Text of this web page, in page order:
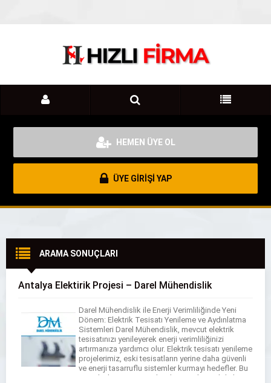
HEMEN ÜYE OL
ÜYE GİRİŞİ YAP
ARAMA SONUÇLARI
Antalya Elektirik Projesi – Darel Mühendislik
Darel Mühendislik ile Enerji Verimliliğinde Yeni
Dönem: Elektrik Tesisatı Yenileme ve Aydınlatma
Sistemleri Darel Mühendislik, mevcut elektrik
tesisatınızı yenileyerek enerji verimliliğinizi
artırmanıza yardımcı olur. Elektrik tesisatı yenileme
projelerimiz, eski tesisatların yerine daha güvenli
ve enerji tasarruflu sistemler kurmayı hedefler. Bu
sayede, hem enerji maliyetlerinizi düşürebilir hem